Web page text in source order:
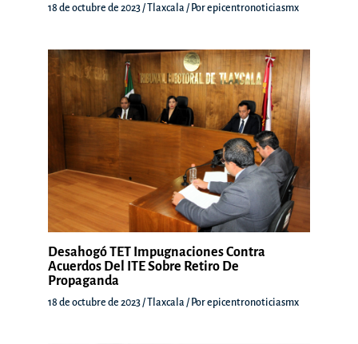
18 de octubre de 2023 /Tlaxcala / Porepicentronoticiasmx
Desahogó TET Impugnaciones Contra
Acuerdos Del ITE Sobre Retiro De
Propaganda
18 de octubre de 2023/Tlaxcala / Porepicentronoticiasmx